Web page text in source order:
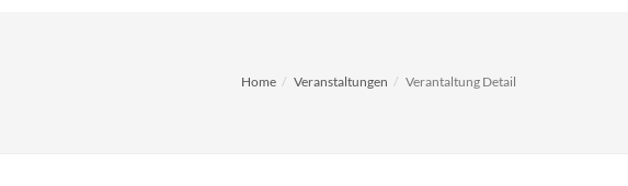
Home Veranstaltungen Verantaltung Detail